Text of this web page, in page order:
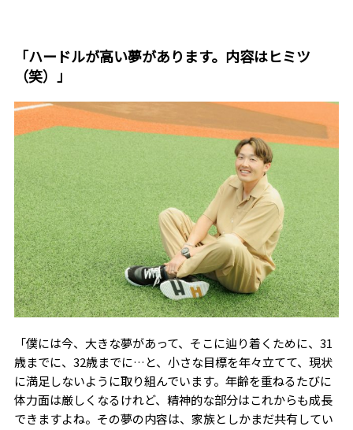
「ハードルが高い夢があります。内容はヒミツ
（笑）」
「僕には今、大きな夢があって、そこに辿り着くために、 31
歳までに、 32歳までに…と、小さな目標を年々立てて、現状
に満足しないように取り組んでいます。年齢を重ねるたびに
体力面は厳しくなるけれど、精神的な部分はこれからも成長
できますよね。その夢の内容は、家族としかまだ共有してい